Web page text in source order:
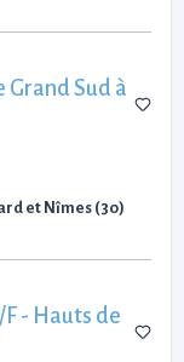
Grand Sud à
et Nîmes (30)
- Hauts de